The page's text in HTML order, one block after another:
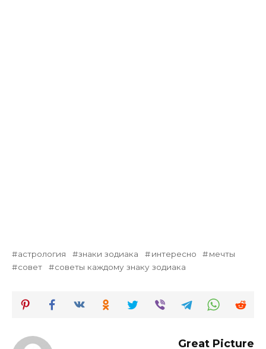
астрология знаки зодиака интересно
мечты
совет
советы каждому знаку зодиака
Great Picture